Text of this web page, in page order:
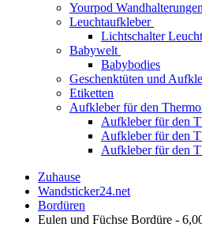
Yourpod Wandhalterungen
Leuchtaufkleber
Lichtschalter
Babywelt
Babybodies
Geschenktüten und
Etiketten
Aufkleber für den
Aufkleber für den
Aufkleber für den
Aufkleber für den
Zuhause
Wandsticker24.net
Bordüren
Eulen und Füchse Bordüre -